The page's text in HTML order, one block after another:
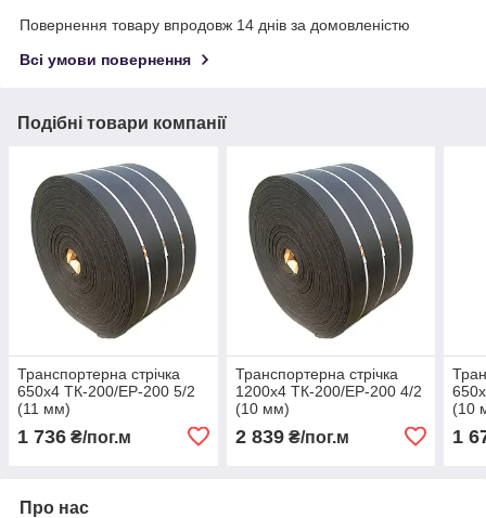
Повернення товару впродовж 14 днів за домовленістю
Всі умови повернення
Подібні товари компанії
Транспортерна стрічка
650х4 ТК-200/ЕР-200 5/2
(11 мм)
1 736 ₴/пог.м
Транспортерна стрічка
1200х4 ТК-200/ЕР-200 4/2
(10 мм)
2 839₴/пог.м
(10
1
Про нас